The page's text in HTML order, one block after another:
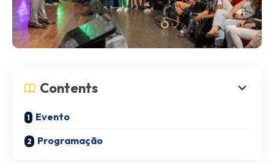
Contents
Evento
Programação